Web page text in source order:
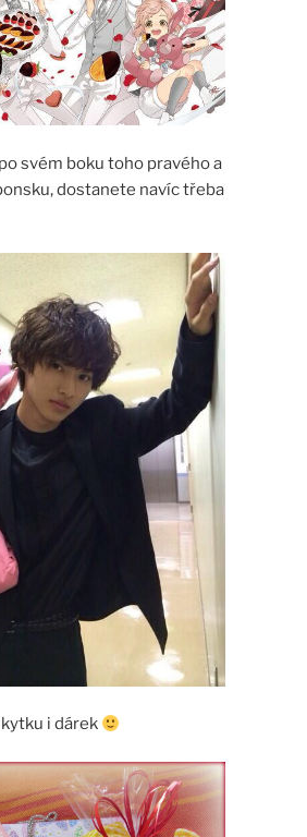
svém boku toho pravého a
dostanete navíc třeba
i dárek